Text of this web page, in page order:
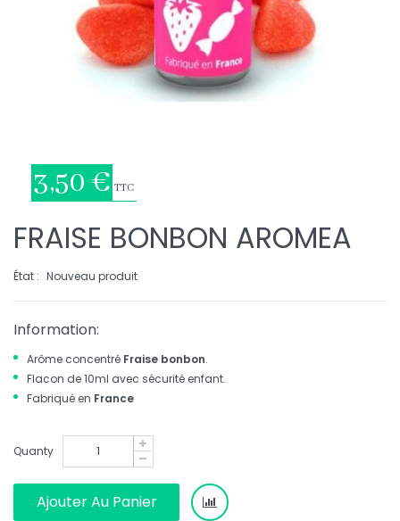
3,50 € TTC
FRAISE BONBON AROMEA
État : Nouveau produit
Information:
Arôme concentré Fraise bonbon.
Flacon de 10ml avec sécurité enfant.
Fabriqué en France
Quanty
Ajouter Au Panier